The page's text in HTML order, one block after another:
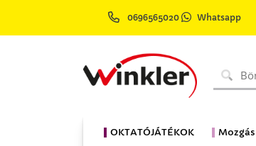
0696565020 Whatsapp
OKTATÓJÁTÉKOK